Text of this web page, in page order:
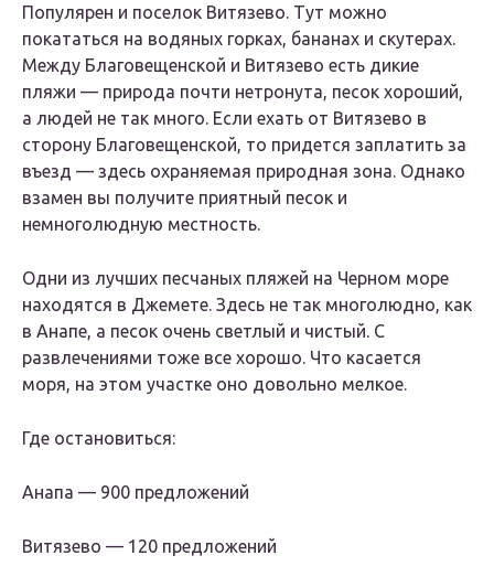
Популярен и поселок Витязево. Тут можно
покататься на водяных горках, бананах и скутерах.
Между Благовещенской и Витязево есть дикие
пляжи — природа почти нетронута, песок хороший,
а людей не так много. Если ехать от Витязево в
сторону Благовещенской, то придется заплатить за
въезд — здесь охраняемая природная зона. Однако
взамен вы получите приятный песок и
немноголюдную местность.
Одни из лучших песчаных пляжей на Черном море
находятся в Джемете. Здесь не так многолюдно, как
в Анапе, а песок очень светлый и чистый. С
развлечениями тоже все хорошо. Что касается
моря, на этом участке оно довольно мелкое.
Где остановиться:
Анапа — 900 предложений
Витязево — 120 предложений